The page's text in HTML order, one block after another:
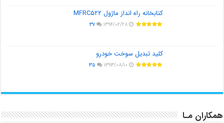
کتابخانه راه انداز ماژول MFRC۵۲۲
۱۳۹۴/۰۲/۲۸ ۳۷
کلید تبدیل سوخت خودرو
۱۳۹۳/۰۸/۱۰ ۳۵
همکاران مـا